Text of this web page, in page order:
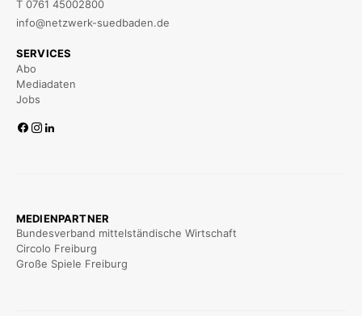
T 0761 45002800
info@netzwerk-suedbaden.de
SERVICES
Abo
Mediadaten
Jobs
MEDIENPARTNER
Bundesverband mittelständische Wirtschaft
Circolo Freiburg
Große Spiele Freiburg